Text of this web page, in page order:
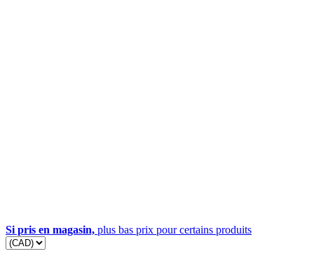
Si pris en magasin, plus bas prix pour certains produits